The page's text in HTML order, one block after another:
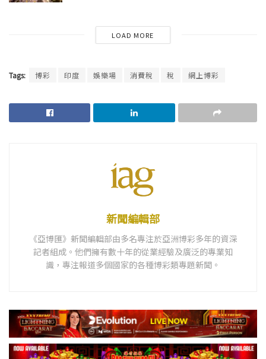
LOAD MORE
Tags: 博彩 印度 娛樂場 消費稅 稅 網上博彩
新聞編輯部
《亞博匯》新聞編輯部由多名專注於亞洲博彩多年的資深
記者組成。他們擁有數十年的從業經驗及廣泛的專業知
識，專注報道多個國家的各種博彩類專題新聞。